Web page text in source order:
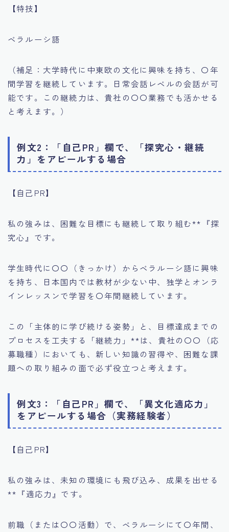
【特技】
ベラルーシ語
（補足：大学時代に中東欧の文化に興味を持ち、〇年
間学習を継続しています。日常会話レベルの会話が可
能です。この継続力は、貴社の〇〇業務でも活かせる
と考えます。）
例文2：「自己PR」欄で、「探究心・継続
力」をアピールする場合
【自己PR】
私の強みは、困難な目標にも継続して取り組む**『探
究心』です。
学生時代に〇〇（きっかけ）からベラルーシ語に興味
を持ち、日本国内では教材が少ない中、独学とオンラ
インレッスンで学習を〇年間継続しています。
この「主体的に学び続ける姿勢」と、目標達成までの
プロセスを工夫する「継続力」**は、貴社の〇〇（応
募職種）においても、新しい知識の習得や、困難な課
題への取り組みの面で必ず役立つと考えます。
例文3：「自己PR」欄で、「異文化適応力」
をアピールする場合（実務経験者）
【自己PR】
私の強みは、未知の環境にも飛び込み、成果を出せる
**『適応力』です。
前職（または〇〇活動）で、ベラルーシにて〇年間、